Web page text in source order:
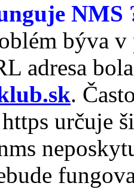
NMS
býva
adresa
.
určuje